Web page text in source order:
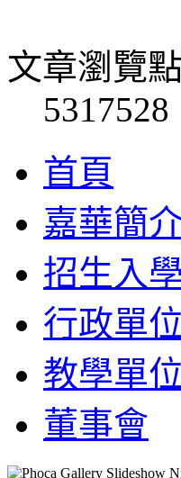
文章瀏覽
5317528
首頁
嘉華簡
招生入學
行政單位
教學單位
董事會